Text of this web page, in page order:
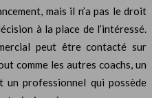
mais il n’a pas le droit
à la place de l’intéressé.
peut être contacté sur
comme les autres coachs, un
un professionnel qui possède